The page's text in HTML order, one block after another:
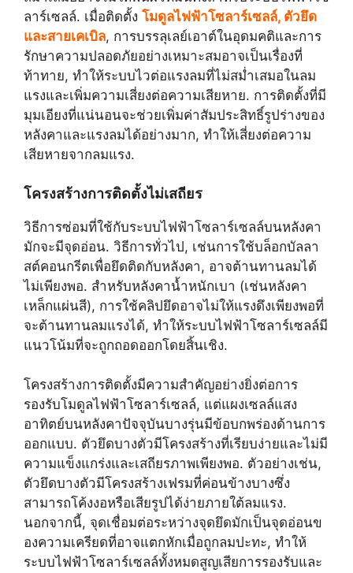
ลาร์เซลล์. เมื่อติดตั้ง โมดูลไฟฟ้าโซลาร์เซลล์, ตัวยึด
และสายเคเบิล, การบรรลุเลย์เอาต์ในอุดมคติและการ
รักษาความปลอดภัยอย่างเหมาะสมอาจเป็นเรื่องที่
ท้าทาย, ทำให้ระบบไวต่อแรงลมที่ไม่สม่ำเสมอในลม
แรงและเพิ่มความเสี่ยงต่อความเสียหาย. การติดตั้งที่มี
มุมเอียงที่แน่นอนจะช่วยเพิ่มค่าสัมประสิทธิ์รูปร่างของ
หลังคาและแรงลมได้อย่างมาก, ทำให้เสี่ยงต่อความ
เสียหายจากลมแรง.
โครงสร้างการติดตั้งไม่เสถียร
วิธีการซ่อมที่ใช้กับระบบไฟฟ้าโซลาร์เซลล์บนหลังคา
มักจะมีจุดอ่อน. วิธีการทั่วไป, เช่นการใช้บล็อกบัลลา
สต์คอนกรีตเพื่อยึดติดกับหลังคา, อาจต้านทานลมได้
ไม่เพียงพอ. สำหรับหลังคาน้ำหนักเบา (เช่นหลังคา
เหล็กแผ่นสี), การใช้คลิปยึดอาจไม่ให้แรงดึงเพียงพอที่
จะต้านทานลมแรงได้, ทำให้ระบบไฟฟ้าโซลาร์เซลล์มี
แนวโน้มที่จะถูกถอดออกโดยสิ้นเชิง.
โครงสร้างการติดตั้งมีความสำคัญอย่างยิ่งต่อการ
รองรับโมดูลไฟฟ้าโซลาร์เซลล์, แต่แผงเซลล์แสง
อาทิตย์บนหลังคาปัจจุบันบางรุ่นมีข้อบกพร่องด้านการ
ออกแบบ. ตัวยึดบางตัวมีโครงสร้างที่เรียบง่ายและไม่มี
ความแข็งแกร่งและเสถียรภาพเพียงพอ. ตัวอย่างเช่น,
ตัวยึดบางตัวมีโครงสร้างเฟรมที่ค่อนข้างบางซึ่ง
สามารถโค้งงอหรือเสียรูปได้ง่ายภายใต้ลมแรง.
นอกจากนี้, จุดเชื่อมต่อระหว่างจุดยึดมักเป็นจุดอ่อนข
องความเครียดที่อาจแตกหักเมื่อถูกลมปะทะ, ทำให้
ระบบไฟฟ้าโซลาร์เซลล์ทั้งหมดสูญเสียการรองรับและ